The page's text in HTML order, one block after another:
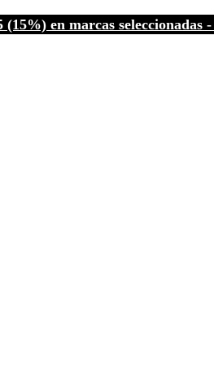
en marcas seleccionadas